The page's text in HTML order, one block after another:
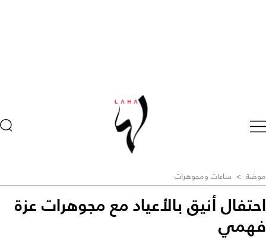
موضة > ساعات ومجوهرات
احتفال أنيق بالأعياد مع مجوهرات عزة
فهمي